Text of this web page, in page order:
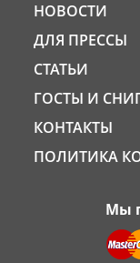
НОВОСТИ
ДЛЯ ПРЕССЫ
СТАТЬИ
ГОСТЫ И
КОНТАКТЫ
ПОЛИТИКА
Мы